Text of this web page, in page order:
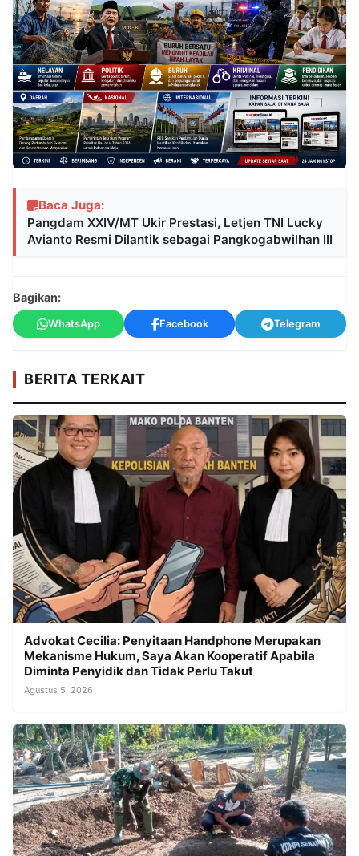
Baca Juga:
Pangdam XXIV/MT Ukir Prestasi, Letjen TNI Lucky
Avianto Resmi Dilantik sebagai Pangkogabwilhan III
Bagikan:
WhatsApp Facebook Telegram
BERITA TERKAIT
Advokat Cecilia: Penyitaan Handphone Merupakan
Mekanisme Hukum, Saya Akan Kooperatif Apabila
Diminta Penyidik dan Tidak Perlu Takut
Agustus 5, 2026